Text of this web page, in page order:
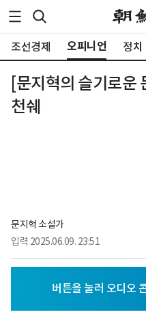
조선경제 오피니언 정치
[문지혁의 슬기로운
천쉐
문지혁 소설가
입력 2025.06.09. 23:51